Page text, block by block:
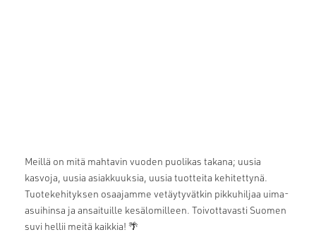
Meillä on mitä mahtavin vuoden puolikas takana; uusia
kasvoja, uusia asiakkuuksia, uusia tuotteita kehitettynä.
Tuotekehityksen osaajamme vetäytyvätkin pikkuhiljaa uima-
asuihinsa ja ansaituille kesälomilleen. Toivottavasti Suomen
suvi hellii meitä kaikkia! 🌴